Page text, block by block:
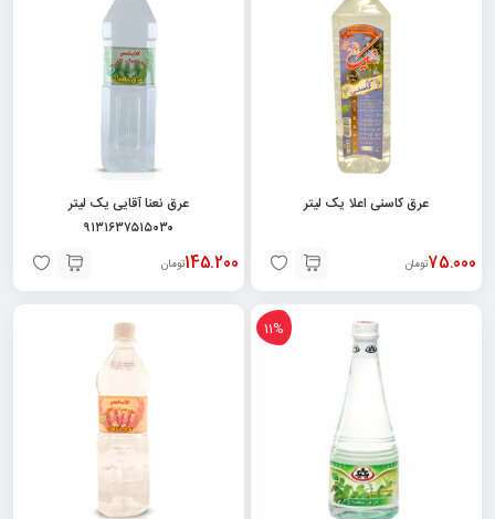
عرق کاسنی اعلا یک لیتر
75.000تومان
عرق نعنا آقایی یک لیتر
۹۱۳۱۶۳۷۵۱۵۰۳۰
145.200تومان
11%